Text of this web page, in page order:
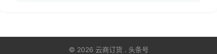
© 2026 云商订货 . 头条号